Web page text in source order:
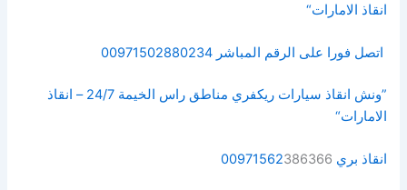
انقاذ الامارات“
اتصل فورا على الرقم المباشر 00971502880234
”ونش انقاذ سيارات ريكفري مناطق راس الخيمة 24/7 – انقاذ
الامارات“
انقاذ بري 00971562 386366